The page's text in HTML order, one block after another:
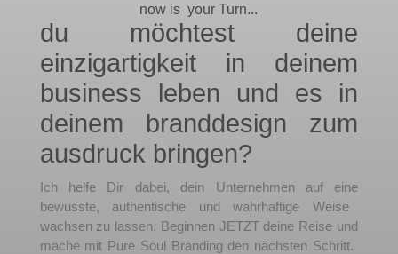
now is your Turn...
du möchtest deine
einzigartigkeit in deinem
business leben und es in
deinem branddesign zum
ausdruck bringen?
Ich helfe Dir dabei, dein Unternehmenaufeine
bewusste, authentische und wahrhaftige Weise
wachsen zu lassen. Beginnen JETZT deine Reiseund
mache mit Pure Soul Branding den nächsten Schritt.